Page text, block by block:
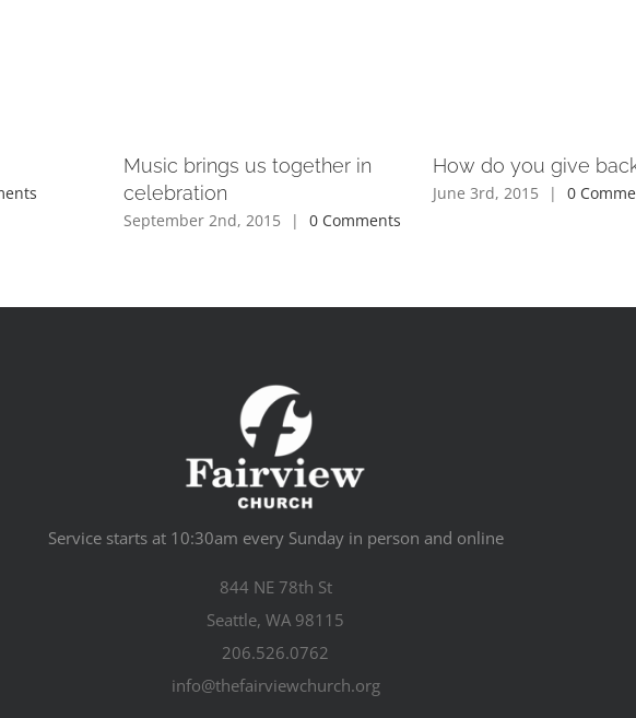
Music brings us together in
celebration
September 2nd, 2015 | 0 Comments
How do you give
June 3rd, 2015 | 0
Service starts at 10:30am every Sunday in person and online
844 NE 78th St
Seattle, WA 98115
206.526.0762
info@thefairviewchurch.org